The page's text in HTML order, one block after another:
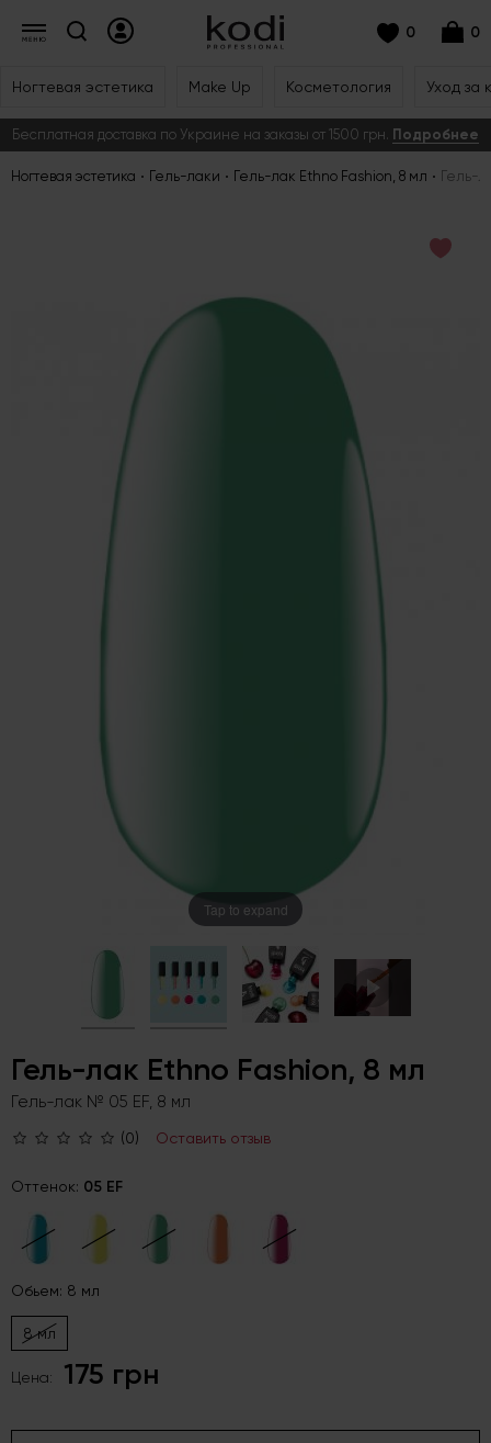
0 0
Ногтевая эстетика Make Up Косметология Уход за
Бесплатная доставка по Украине на заказы от 1500 грн. Подробнее
Ногтевая эстетика Гель-лаки Гель-лак Ethno Fashion, 8 мл Гель-
Tap to expand
Гель-лак Ethno Fashion, 8 мл
Гель-лак № 05 EF, 8 мл
(0) Оставить отзыв
Оттенок: 05 EF
Обьем: 8 мл
8 мл
Цена: 175 грн